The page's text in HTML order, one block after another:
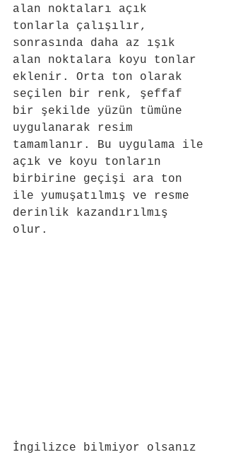
alan noktaları açık
tonlarla çalışılır,
sonrasında daha az ışık
alan noktalara koyu tonlar
eklenir. Orta ton olarak
seçilen bir renk, şeffaf
bir şekilde yüzün tümüne
uygulanarak resim
tamamlanır. Bu uygulama ile
açık ve koyu tonların
birbirine geçişi ara ton
ile yumuşatılmış ve resme
derinlik kazandırılmış
olur.
İngilizce bilmiyor olsanız